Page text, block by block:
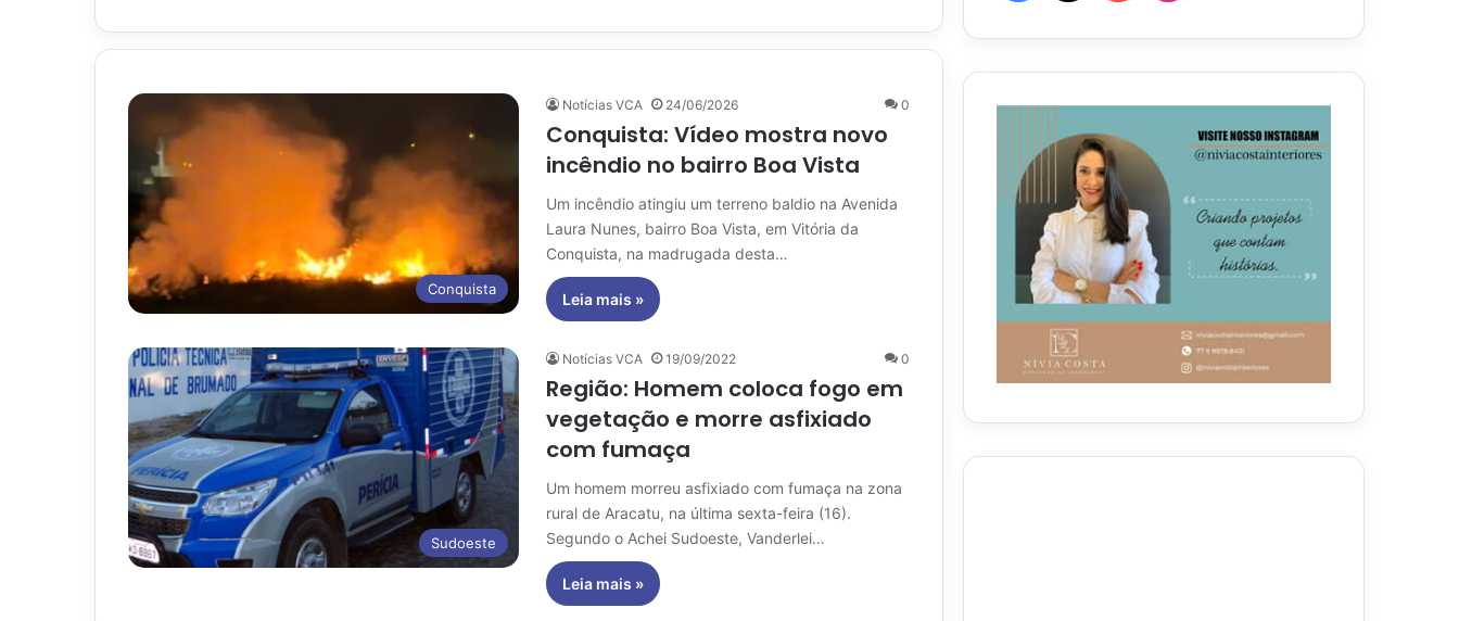
Conquista
Notícias VCA 24/06/2026 0
Conquista: Vídeo mostra novo
incêndio no bairro Boa Vista
Um incêndio atingiu um terreno baldio na Avenida
Laura Nunes, bairro Boa Vista, em Vitória da
Conquista, na madrugada desta…
Leia mais »
Sudoeste
Notícias VCA 19/09/2022 0
Região: Homem coloca fogo em
vegetação e morre asfixiado
com fumaça
Um homem morreu asfixiado com fumaça na zona
rural de Aracatu, na última sexta-feira (16).
Segundo o Achei Sudoeste, Vanderlei…
Leia mais »